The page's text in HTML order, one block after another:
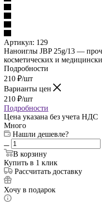
Артикул: 129
Наноиглы JBP 25g/13 —
косметических и
Подробности
210 ₽/шт
Варианты цен
210 ₽/шт
Подробности
Цена указана без учета НДС
Много
Нашли дешевле?
В корзину
Купить в 1 клик
Рассчитать доставку
Хочу в подарок